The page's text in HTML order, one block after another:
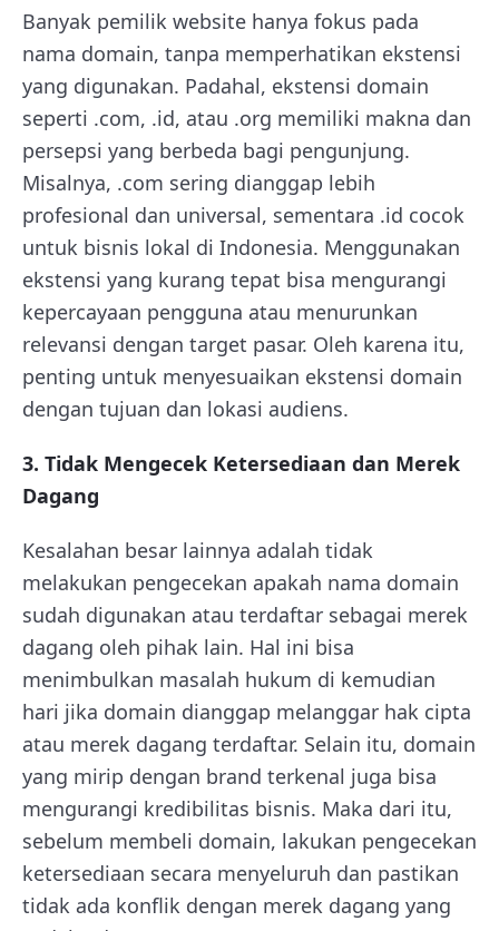
Banyak pemilik website hanya fokus pada
nama domain, tanpa memperhatikan ekstensi
yang digunakan. Padahal, ekstensi domain
seperti .com, .id, atau .org memiliki makna dan
persepsi yang berbeda bagi pengunjung.
Misalnya, .com sering dianggap lebih
profesional dan universal, sementara .id cocok
untuk bisnis lokal di Indonesia. Menggunakan
ekstensi yang kurang tepat bisa mengurangi
kepercayaan pengguna atau menurunkan
relevansi dengan target pasar. Oleh karena itu,
penting untuk menyesuaikan ekstensi domain
dengan tujuan dan lokasi audiens.
3. Tidak Mengecek Ketersediaan dan Merek
Dagang
Kesalahan besar lainnya adalah tidak
melakukan pengecekan apakah nama domain
sudah digunakan atau terdaftar sebagai merek
dagang oleh pihak lain. Hal ini bisa
menimbulkan masalah hukum di kemudian
hari jika domain dianggap melanggar hak cipta
atau merek dagang terdaftar. Selain itu, domain
yang mirip dengan brand terkenal juga bisa
mengurangi kredibilitas bisnis. Maka dari itu,
sebelum membeli domain, lakukan pengecekan
ketersediaan secara menyeluruh dan pastikan
tidak ada konflik dengan merek dagang yang